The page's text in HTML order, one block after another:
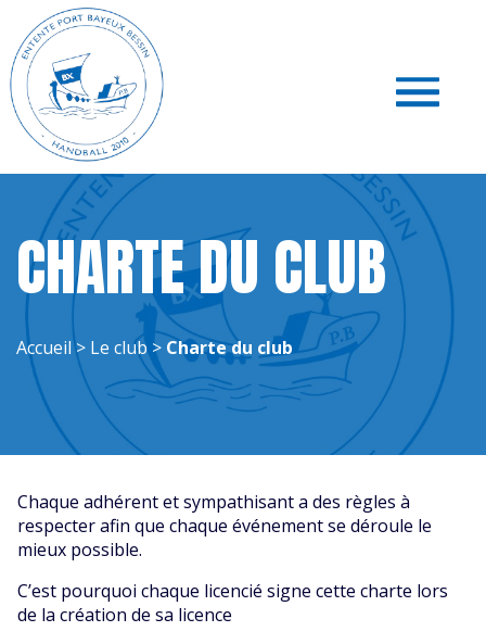
Toggle
CHARTE DU CLUB
Accueil> Le club> Charte du club
Chaque adhérent et sympathisant a des règles à
respecter afin que chaque événement se déroule le
mieux possible.
C’est pourquoi chaque licencié signe cette charte lors
de la création de sa licence